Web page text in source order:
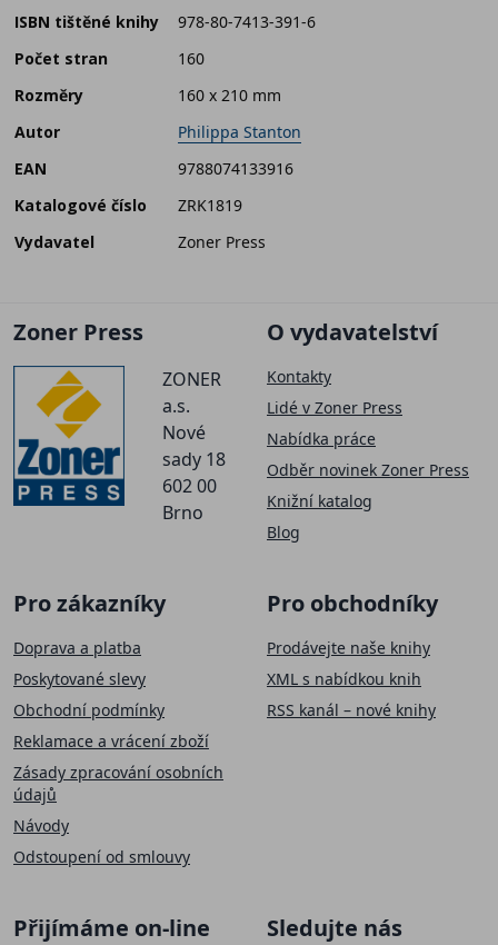
ISBN tištěné knihy
978-80-7413-391-6
Počet stran
160
Rozměry
160 x 210 mm
Autor
Philippa Stanton
EAN
9788074133916
Katalogové číslo
ZRK1819
Vydavatel
Zoner Press
Zoner Press
ZONER
a.s.
Nové
sady 18
602 00
Brno
O vydavatelství
Kontakty
Lidé v Zoner Press
Nabídka práce
Odběr novinek Zoner Press
Knižní katalog
Blog
Pro zákazníky
Doprava a platba
Poskytované slevy
Obchodní podmínky
Reklamace a vrácení zboží
Zásady zpracování osobních
údajů
Návody
Odstoupení od smlouvy
Pro obchodníky
Prodávejte naše knihy
XML s nabídkou knih
RSS kanál – nové knihy
Přijímáme on-line
Sledujte nás